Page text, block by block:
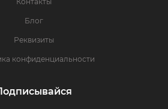
Блог
Реквизиты
конфиденциальности